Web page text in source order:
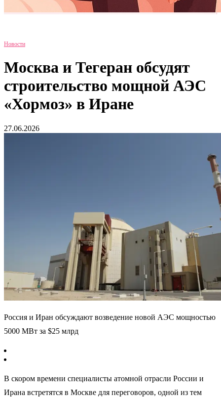
Новости
Москва и Тегеран обсудят
строительство мощной АЭС
«Хормоз» в Иране
27.06.2026
Россия и Иран обсуждают возведение новой АЭС мощностью
5000 МВт за $25 млрд
В скором времени специалисты атомной отрасли России и
Ирана встретятся в Москве для переговоров, одной из тем